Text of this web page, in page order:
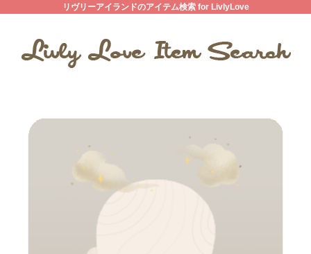
リヴリーアイランドのアイテム検索 for LivlyLove